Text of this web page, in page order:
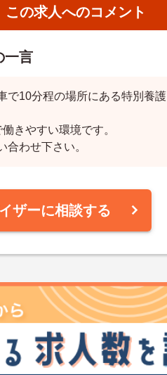
この求人へのコメント
一言
で10分程の場所にある特別養護
きやすい環境です。
合わせ下さい。
ザーに相談する